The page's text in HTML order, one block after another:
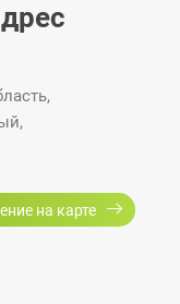
,
на карте